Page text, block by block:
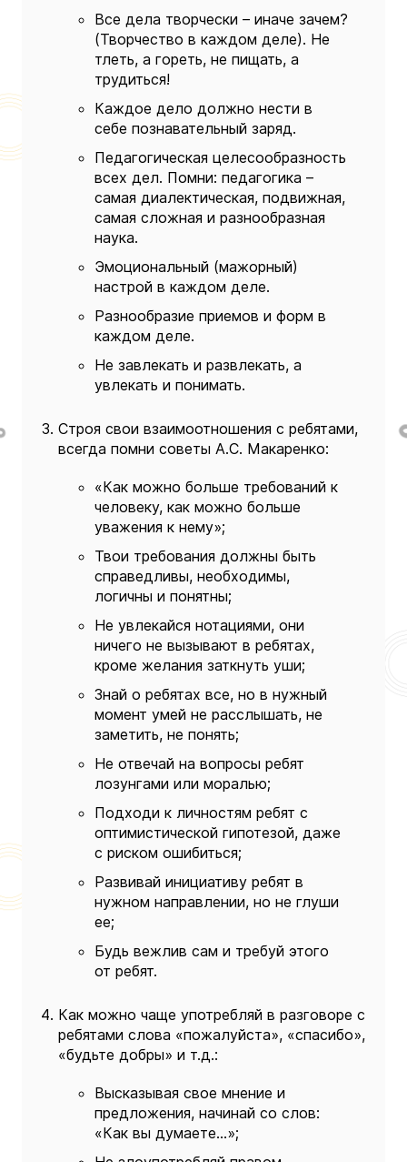
Все дела творчески – иначе зачем?
(Творчество в каждом деле). Не
тлеть, а гореть, не пищать, а
трудиться!
Каждое дело должно нести в
себе познавательный заряд.
Педагогическая целесообразность
всех дел. Помни: педагогика –
самая диалектическая, подвижная,
самая сложная и разнообразная
наука.
Эмоциональный (мажорный)
настрой в каждом деле.
Разнообразие приемов и форм в
каждом деле.
Не завлекать и развлекать, а
увлекать и понимать.
Строя свои взаимоотношения с ребятами,
всегда помни советы А.С. Макаренко:
«Как можно больше требований к
человеку, как можно больше
уважения к нему»;
Твои требования должны быть
справедливы, необходимы,
логичны и понятны;
Не увлекайся нотациями, они
ничего не вызывают в ребятах,
кроме желания заткнуть уши;
Знай о ребятах все, но в нужный
момент умей не расслышать, не
заметить, не понять;
Не отвечай на вопросы ребят
лозунгами или моралью;
Подходи к личностям ребят с
оптимистической гипотезой, даже
с риском ошибиться;
Развивай инициативу ребят в
нужном направлении, но не глуши
ее;
Будь вежлив сам и требуй этого
от ребят.
Как можно чаще употребляй в разговоре с
ребятами слова «пожалуйста», «спасибо»,
«будьте добры» и т.д.:
Высказывая свое мнение и
предложения, начинай со слов:
«Как вы думаете…»;